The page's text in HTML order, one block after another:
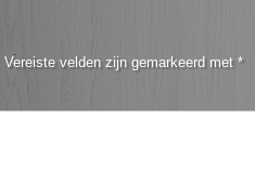
Vereiste velden zijn gemarkeerd met *